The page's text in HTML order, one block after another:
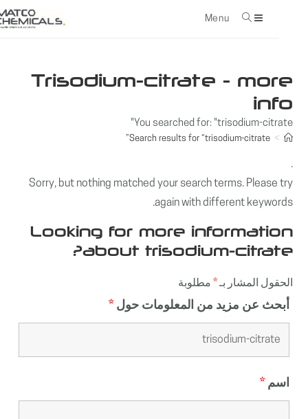
Menu
Trisodium-citrate - more
info
You searched for: "trisodium-citrate"
>
Search results for“trisodium-citrate”
Sorry, but nothing matched your search terms. Please try
again with different keywords.
Looking for more information
about trisodium-citrate?
الحقول المشار بـ* مطلوبة
أبحث عن مزيد من المعلومات حول*
اسم*